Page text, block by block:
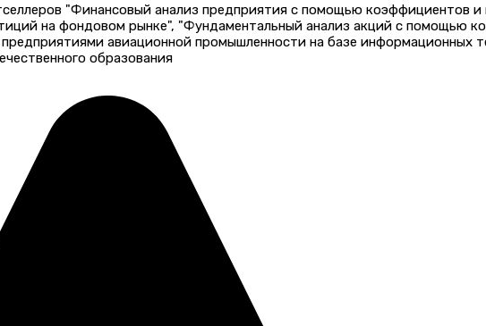
"Финансовый анализ предприятия с помощью коэффициентов
на фондовом рынке", "Фундаментальный анализ акций с помощью
авиационной промышленности на базе информационных
образования